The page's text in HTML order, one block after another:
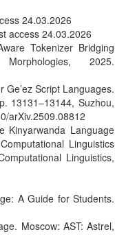
24.03.2026
access 24.03.2026
Tokenizer Bridging
2025.
Script Languages.
13131–13144, Suzhou,
arXiv.2509.08812
Kinyarwanda Language
Linguistics
Linguistics,
A Guide for Students.
Moscow: AST: Astrel,